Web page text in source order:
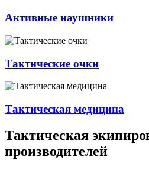
Активные наушники
Тактические очки
Тактическая медицина
Тактическая
производителей